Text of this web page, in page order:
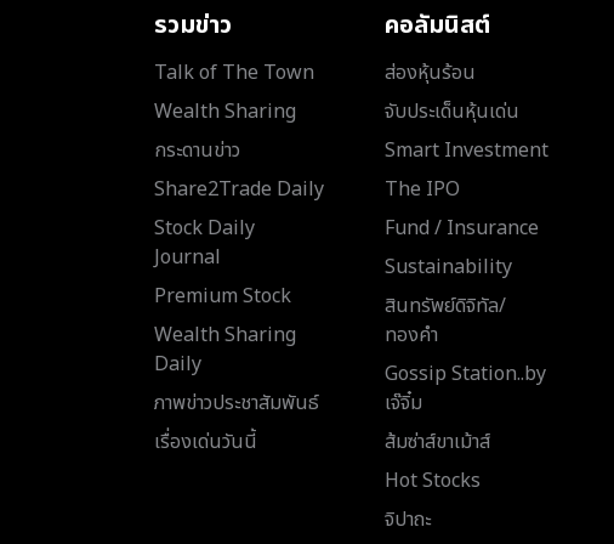
รวมข่าว
Talk of The Town
Wealth Sharing
กระดานข่าว
Share2Trade Daily
Stock Daily
Journal
Premium Stock
Wealth Sharing
Daily
ภาพข่าวประชาสัมพันธ์
เรื่องเด่นวันนี้
คอลัมนิสต์
ส่องหุ้นร้อน
จับประเด็นหุ้นเด่น
Smart Investment
The IPO
Fund / Insurance
Sustainability
สินทรัพย์ดิจิทัล/
ทองคำ
Gossip Station..by
เจ๊จิ๋ม
ส้มซ่าส์ขาเม้าส์
Hot Stocks
จิปาถะ